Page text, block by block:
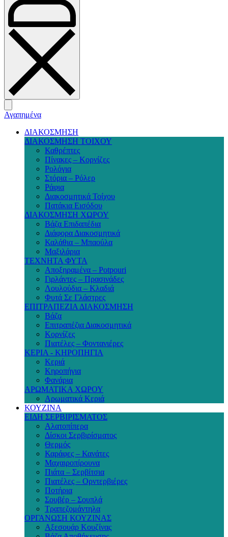
Αγαπημένα
ΔΙΑΚΟΣΜΗΣΗ
ΔΙΑΚΟΣΜΗΣΗ ΤΟΙΧΟΥ
Καθρέπτες
Πίνακες – Κορνίζες
Ρολόγια
Στόρια – Ρόλερ
Ράφια
Διακοσμητικά Τοίχου
Πατάκια Εισόδου
ΔΙΑΚΟΣΜΗΣΗ ΧΩΡΟΥ
Βάζα Επιδαπέδια
Διάφορα Διακοσμητικά
Καλάθια – Μπαούλα
Μαξιλάρια
ΤΕΧΝΗΤΑ ΦΥΤΑ
Αποξηραμένα – Potpouri
Γιρλάντες – Πρασινάδες
Λουλούδια – Κλαδιά
Φυτά Σε Γλάστρες
ΕΠΙΤΡΑΠΕΖΙΑ ΔΙΑΚΟΣΜΗΣΗ
Βάζα
Επιτραπέζια Διακοσμητικά
Κορνίζες
Πιατέλες – Φοντανιέρες
ΚΕΡΙΑ - ΚΗΡΟΠΗΓΙΑ
Κεριά
Κηροπήγια
Φανάρια
ΑΡΩΜΑΤΙΚΑ ΧΩΡΟΥ
Αρωματικά Κεριά
ΚΟΥΖΙΝΑ
ΕΙΔΗ ΣΕΡΒΙΡΙΣΜΑΤΟΣ
Αλατοπίπερα
Δίσκοι Σερβιρίσματος
Θερμός
Καράφες – Κανάτες
Μαχαιροπίρουνα
Πιάτα – Σερβίτσια
Πιατέλες – Ορντερβιέρες
Ποτήρια
Σουβέρ – Σουπλά
Τραπεζομάντηλα
ΟΡΓΑΝΩΣΗ ΚΟΥΖΙΝΑΣ
Αξεσουάρ Κουζίνας